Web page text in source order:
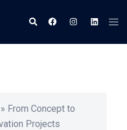
» From Concept to
Projects